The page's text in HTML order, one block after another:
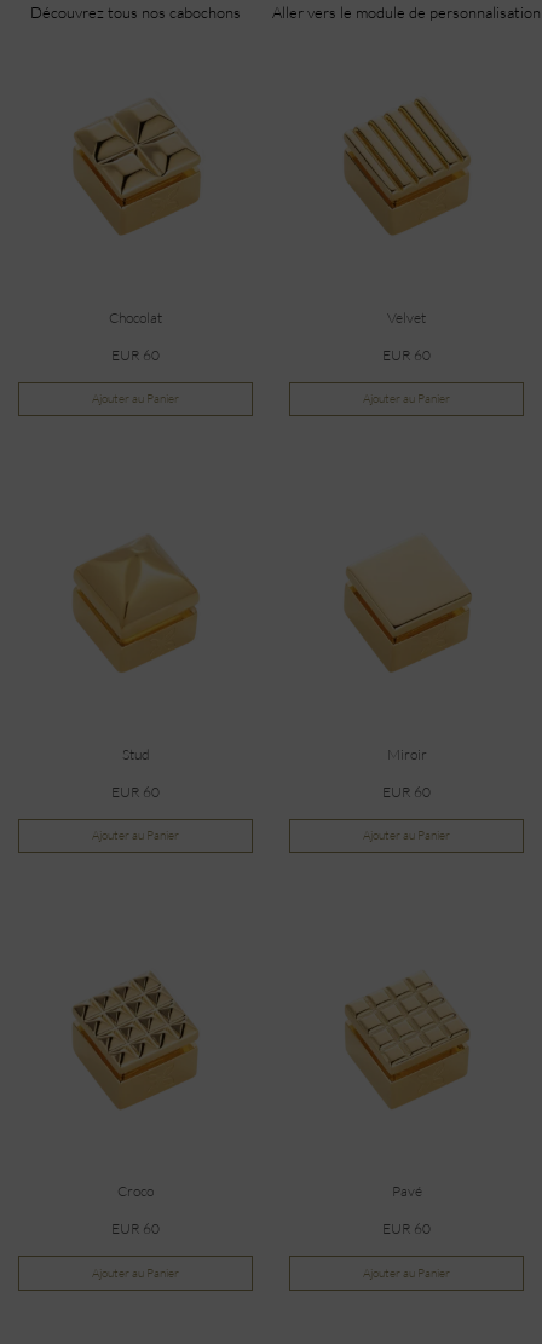
Découvrez tous nos cabochons Aller vers le module de personnalisation
Chocolat
EUR 60
Ajouter au Panier
Velvet
EUR 60
Ajouter au Panier
Stud
EUR 60
Ajouter au Panier
Miroir
EUR 60
Ajouter au Panier
Croco
EUR 60
Ajouter au Panier
Pavé
EUR 60
Ajouter au Panier